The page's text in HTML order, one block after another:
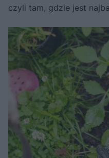
czyli tam, gdzie jest